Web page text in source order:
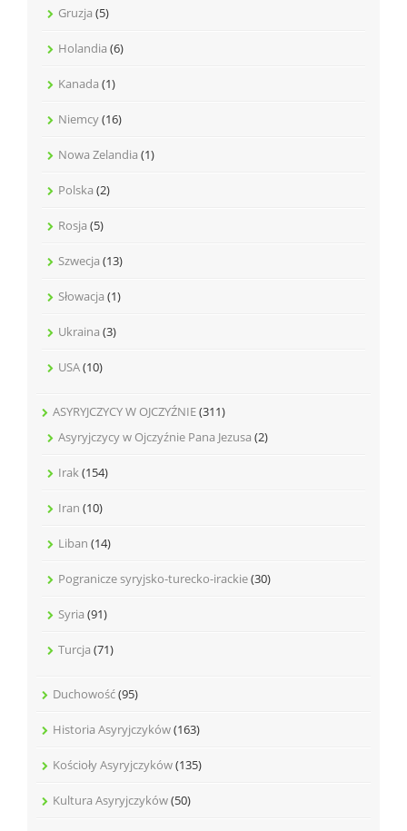
Gruzja (5)
Holandia (6)
Kanada (1)
Niemcy(16)
Nowa Zelandia (1)
Polska (2)
Rosja (5)
Szwecja (13)
Słowacja (1)
Ukraina (3)
USA(10)
ASYRYJCZYCY W OJCZYŹNIE(311)
Asyryjczycy w Ojczyźnie Pana Jezusa (2)
Irak (154)
Iran (10)
Liban (14)
Pogranicze syryjsko-turecko-irackie(30)
Syria (91)
Turcja (71)
Duchowość(95)
Historia Asyryjczyków(163)
Kościoły Asyryjczyków(135)
Kultura Asyryjczyków(50)